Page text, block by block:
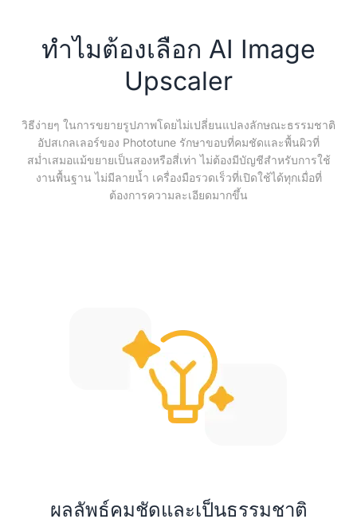
ทำไมต้องเลือก AI Image
Upscaler
วิธีง่ายๆ ในการขยายรูปภาพโดยไม่เปลี่ยนแปลงลักษณะธรรมชาติ
อัปสเกลเลอร์ของ Phototune รักษาขอบที่คมชัดและพื้นผิวที่
สม่ำเสมอแม้ขยายเป็นสองหรือสี่เท่า ไม่ต้องมีบัญชีสำหรับการใช้
งานพื้นฐาน ไม่มีลายน้ำ เครื่องมือรวดเร็วที่เปิดใช้ได้ทุกเมื่อที่
ต้องการความละเอียดมากขึ้น
ผลลัพธ์คมชัดและเป็นธรรมชาติ